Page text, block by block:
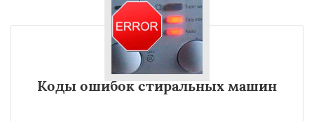
Коды ошибок стиральных машин